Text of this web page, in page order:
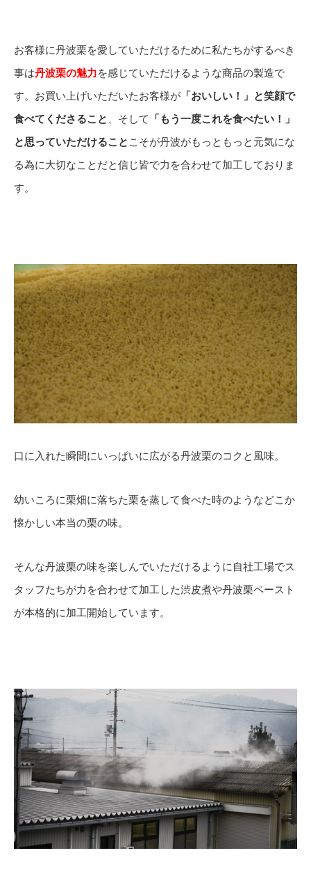
お客様に丹波栗を愛していただけるために私たちがするべき
事は丹波栗の魅力を感じていただけるような商品の製造で
す。お買い上げいただいたお客様が 「おいしい！」と笑顔で
食べてくださること
、そして
「もう一度これを食べたい！」
と思っていただけること こそが丹波がもっともっと元気にな
る為に大切なことだと信じ皆で力を合わせて加工しておりま
す。
口に入れた瞬間にいっぱいに広がる丹波栗のコクと風味。
幼いころに栗畑に落ちた栗を蒸して食べた時のようなどこか
懐かしい本当の栗の味。
そんな丹波栗の味を楽しんでいただけるように自社工場でス
タッフたちが力を合わせて加工した渋皮煮や丹波栗ペースト
が本格的に加工開始しています。